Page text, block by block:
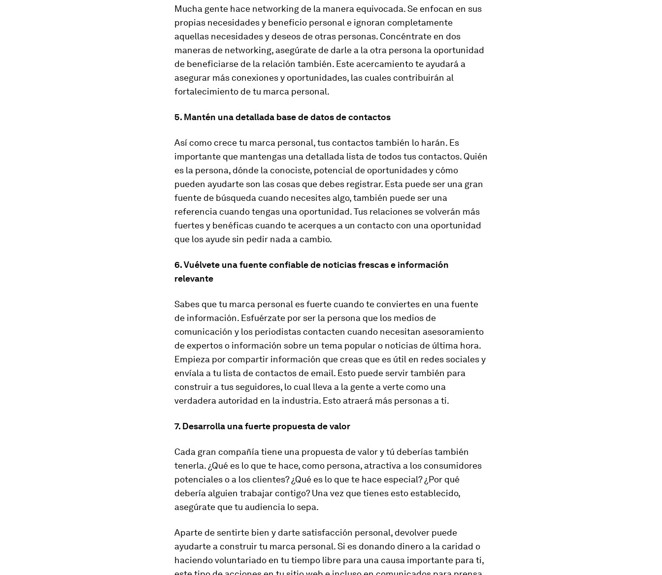
Mucha gente hace networking de la manera equivocada. Se enfocan en sus
propias necesidades y beneficio personal e ignoran completamente
aquellas necesidades y deseos de otras personas. Concéntrate en dos
maneras de networking, asegúrate de darle a la otra persona la oportunidad
de beneficiarse de la relación también. Este acercamiento te ayudará a
asegurar más conexiones y oportunidades, las cuales contribuirán al
fortalecimiento de tu marca personal.
5. Mantén una detallada base de datos de contactos
Así como crece tu marca personal, tus contactos también lo harán. Es
importante que mantengas una detallada lista de todos tus contactos. Quién
es la persona, dónde la conociste, potencial de oportunidades y cómo
pueden ayudarte son las cosas que debes registrar. Esta puede ser una gran
fuente de búsqueda cuando necesites algo, también puede ser una
referencia cuando tengas una oportunidad. Tus relaciones se volverán más
fuertes y benéficas cuando te acerques a un contacto con una oportunidad
que los ayude sin pedir nada a cambio.
6. Vuélvete una fuente confiable de noticias frescas e información
relevante
Sabes que tu marca personal es fuerte cuando te conviertes en una fuente
de información. Esfuérzate por ser la persona que los medios de
comunicación y los periodistas contacten cuando necesitan asesoramiento
de expertos o información sobre un tema popular o noticias de última hora.
Empieza por compartir información que creas que es útil en redes sociales y
envíala a tu lista de contactos de email. Esto puede servir también para
construir a tus seguidores, lo cual lleva a la gente a verte como una
verdadera autoridad en la industria. Esto atraerá más personas a ti.
7. Desarrolla una fuerte propuesta de valor
Cada gran compañía tiene una propuesta de valor y tú deberías también
tenerla. ¿Qué es lo que te hace, como persona, atractiva a los consumidores
potenciales o a los clientes? ¿Qué es lo que te hace especial? ¿Por qué
debería alguien trabajar contigo? Una vez que tienes esto establecido,
asegúrate que tu audiencia lo sepa.
Aparte de sentirte bien y darte satisfacción personal, devolver puede
ayudarte a construir tu marca personal. Si es donando dinero a la caridad o
haciendo voluntariado en tu tiempo libre para una causa importante para ti,